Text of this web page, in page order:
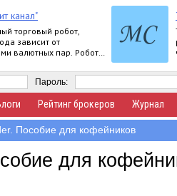
канал"
торговый робот,
зависит от
валютных пар. Робот
Пароль:
Рейтинг брокеров Журнал
Пособие для кофейников
для